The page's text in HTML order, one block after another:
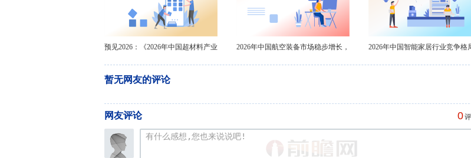
预见2026：《2026年中国超材料产业
2026年中国航空装备市场稳步增长，
2026年中国智能家居行业竞争格
暂无网友的评论
网友评论 0